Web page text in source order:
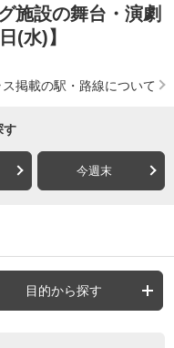
施設の舞台・演劇
(水)】
掲載の駅・路線について
す
今週末
目的から探す